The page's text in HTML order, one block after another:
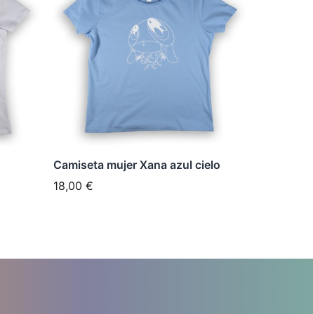
Camiseta mujer Xana azul cielo
18,00 €
tiene
múltiples
variantes.
pueden
elegir
en
producto